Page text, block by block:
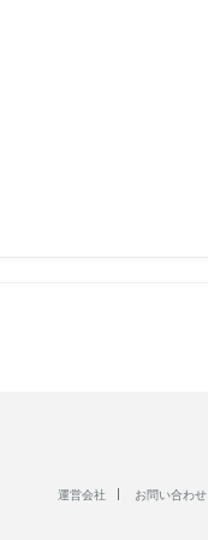
運営会社 お問い合わせ